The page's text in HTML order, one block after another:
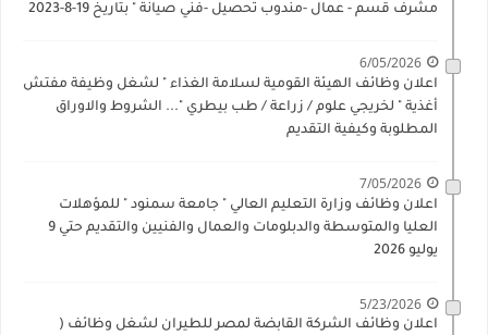
مشرف قسم - عمال -مندوب تحصيل -فني صيانة " بتاريخ 19-8-2023
6/05/2026
اعلان وظائف الهيئة القومية لسلامة الغذاء " لشغل وظيفة مفتش
أغذية " لخريجي علوم / زراعة / طب بيطري "... الشروط والاوراق
المطلوبة وكيفية التقديم
7/05/2026
اعلان وظائف وزارة التعليم العالي " جامعة سمنود " للمؤهلات
العليا والمتوسطة والدبلومات والعمال والفنيين والتقديم حتي 9
يوليو 2026
5/23/2026
اعلان وظائف الشركة القابضة لمصر للطيران لشغل وظائف (